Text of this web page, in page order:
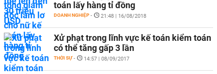
toán lấy hàng tỉ đồng
DOANH NGHIỆP - 21:48 | 16/08/2018
Xử phạt trong lĩnh vực kế toán kiểm toán
có thể tăng gấp 3 lần
THỜI SỰ - 14:57 | 08/09/2017